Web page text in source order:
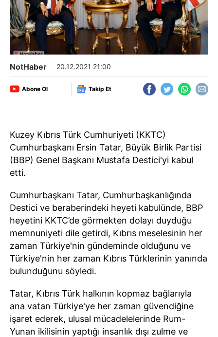
NotHaber 20.12.2021 21:00
Abone Ol Takip Et
Kuzey Kıbrıs Türk Cumhuriyeti (KKTC)
Cumhurbaşkanı Ersin Tatar, Büyük Birlik Partisi
(BBP) Genel Başkanı Mustafa Destici'yi kabul
etti.
Cumhurbaşkanı Tatar, Cumhurbaşkanlığında
Destici ve beraberindeki heyeti kabulünde, BBP
heyetini KKTC’de görmekten dolayı duyduğu
memnuniyeti dile getirdi, Kıbrıs meselesinin her
zaman Türkiye'nin gündeminde olduğunu ve
Türkiye'nin her zaman Kıbrıs Türklerinin yanında
bulunduğunu söyledi.
Tatar, Kıbrıs Türk halkının kopmaz bağlarıyla
ana vatan Türkiye'ye her zaman güvendiğine
işaret ederek, ulusal mücadelelerinde Rum-
Yunan ikilisinin yaptığı insanlık dışı zulme ve